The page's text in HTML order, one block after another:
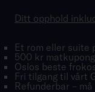
Ditt opphold
Et rom eller suite
500 kr
Oslos beste
Fri tilgang til vårt
Refunderbar –